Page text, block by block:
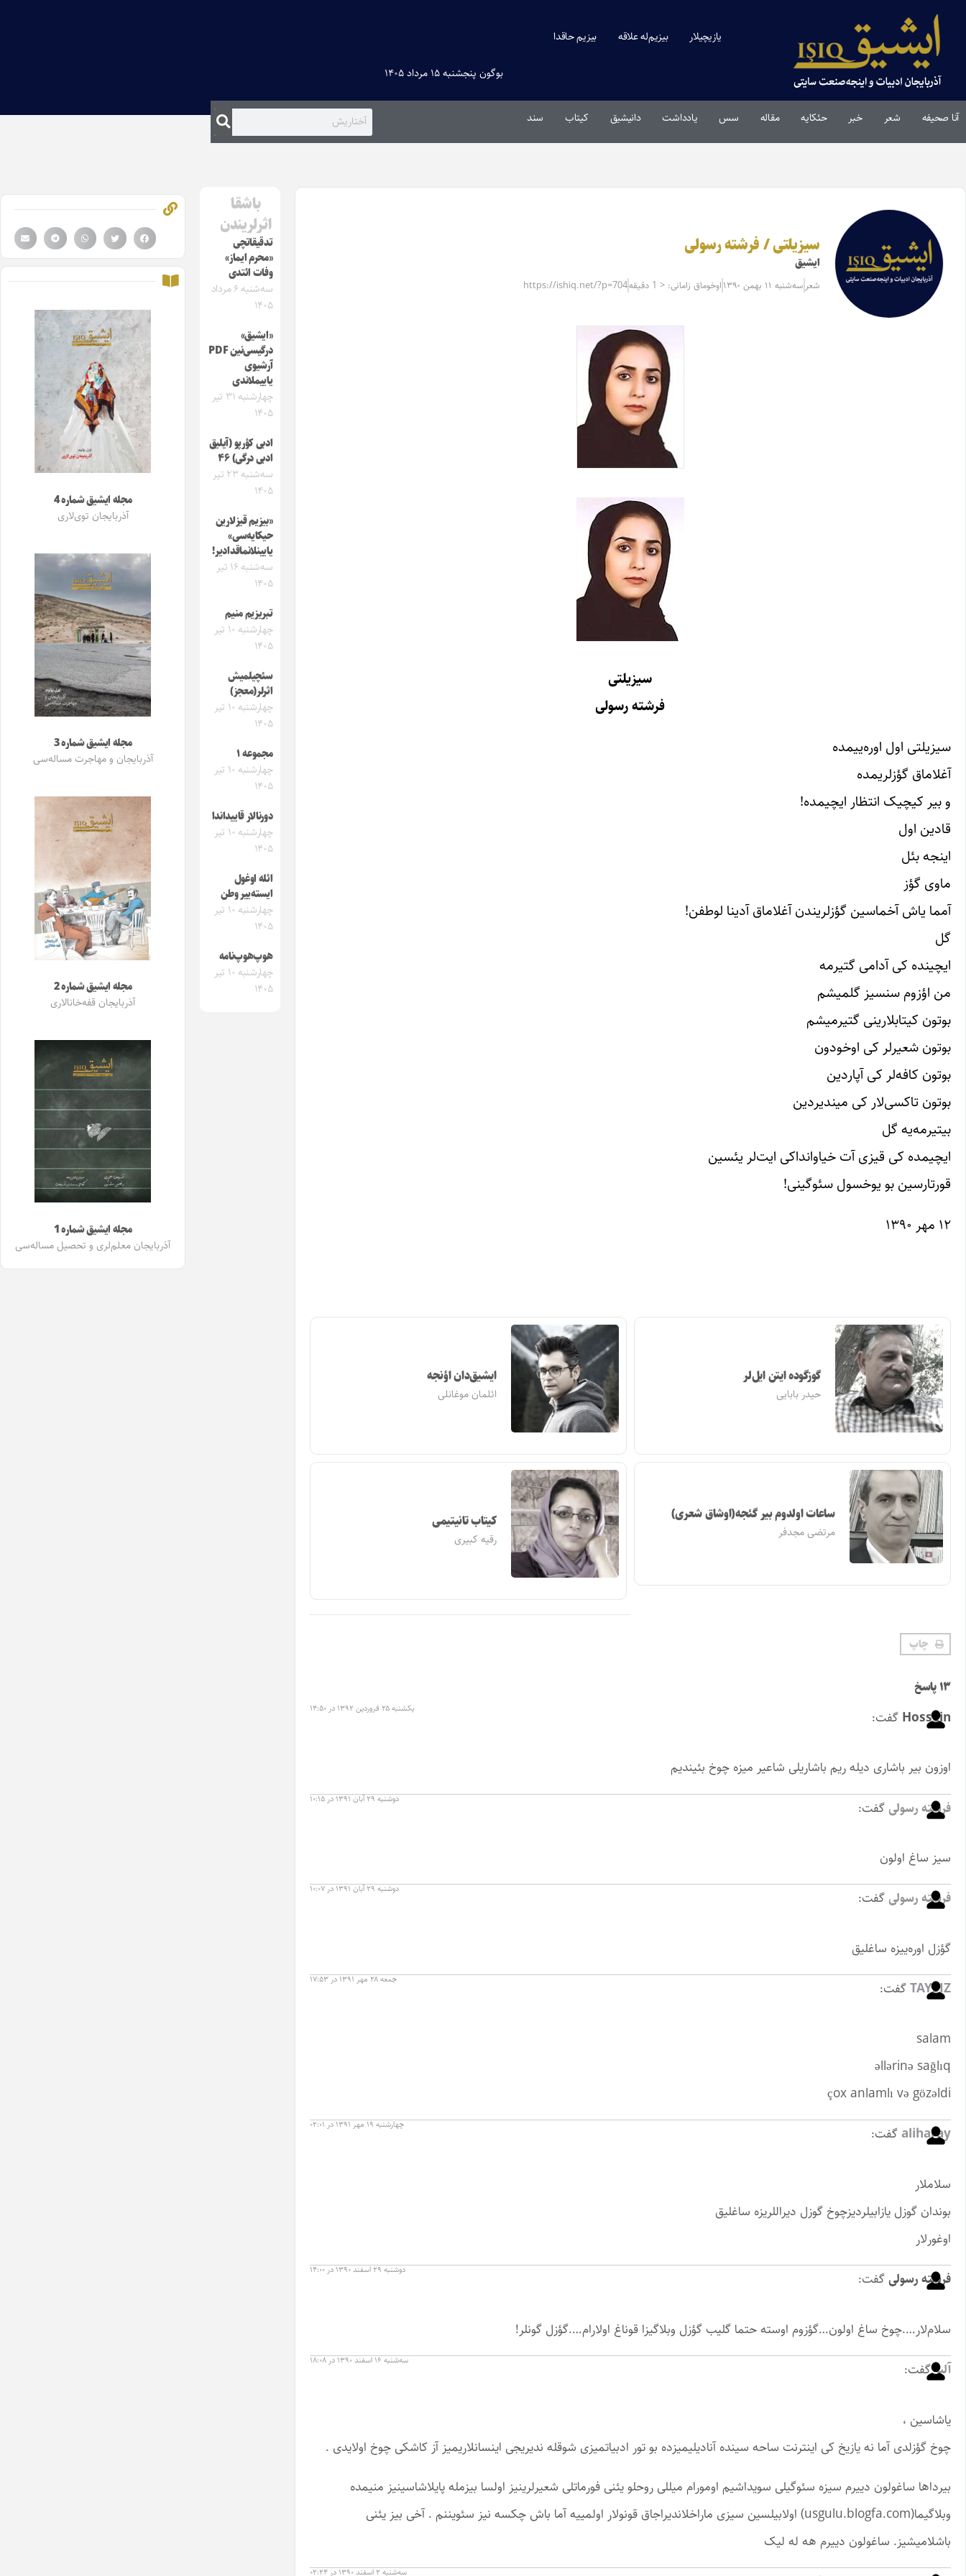
یازیچیلار بیزیم‌له علاقه بیزیم حاقدا
بوگون پنجشنبه ۱۵ مرداد ۱۴۰۵
آنا صحیفه شعر خبر حئکایه مقاله‌ سس یادداشت دانیشیق کیتاب سند
سیزیلتی / فرشته رسولی
ایشیق
شعر سه‌شنبه ۱۱ بهمن ۱۳۹۰ اوخوماق زامانی: < 1 دقیقه https://ishiq.net/?p=704
سیزیلتی
فرشته رسولی
سیزیلتی اول اوره‌ییمده
آغلاماق گؤزلریمده
و بیر کیچیک انتظار ایچیمده!
قادین اول
اینجه بئل
ماوی گؤز
آمما یاش آخماسین گؤزلریندن آغلاماق آدینا لوطفن!
گل
ایچینده کی آدامی گتیرمه
من اؤزوم سنسیز گلمیشم
بوتون کیتابلارینی گتیرمیشم
بوتون شعیرلر کی اوخودون
بوتون کافه‌لر کی آپاردین
بوتون تاکسی‌لار کی میندیردین
بیتیرمه‌یه گل
ایچیمده کی قیزی آت خیاوانداکی ایت‌لر یئسین
قورتارسین بو یوخسول سئوگینی!
۱۲ مهر ۱۳۹۰
گوزگوده ایتن ایل‌لر
حیدر بابایی
ایشیق‌دان اؤنجه
ائلمان موغانلی
ساعات اولدوم بیر گئجه(اوشاق شعری)
مرتضی مجدفر
کیتاب تانیتیمی
رقیه کبیری
چاپ
۱۳ پاسخ
Hossein گفت: یکشنبه ۲۵ فروردین ۱۳۹۲ در ۱۴:۵۰
اوزون بیر باشاری دیله ریم باشاریلی شاعیر میزه چوخ بئیندیم
فرشته رسولی گفت: دوشنبه ۲۹ آبان ۱۳۹۱ در ۱۰:۱۵
سیز ساغ اولون
فرشته رسولی گفت: دوشنبه ۲۹ آبان ۱۳۹۱ در ۱۰:۰۷
گؤزل اوره‌ییزه ساغلیق
TAYSIZگفت: جمعه ۲۸ مهر ۱۳۹۱ در ۱۷:۵۳
salam
əllərinə sağlıq
çox anlamlı və gözəldi
aliharay گفت: چهارشنبه ۱۹ مهر ۱۳۹۱ در ۰۲:۰۱
سلاملار
بوندان گوزل یازابیلردیزچوخ گوزل دیراللریزه ساغلیق
اوغورلار
فرشته رسولیگفت: دوشنبه ۲۹ اسفند ۱۳۹۰ در ۱۴:۰۰
سلام‌لار….چوخ ساغ اولون…گؤزوم اوسته حتما گلیب گؤزل وبلاگیزا قوناغ اولارام….گؤزل گونلر!
آلپرگفت: سه‌شنبه ۱۶ اسفند ۱۳۹۰ در ۱۸:۰۸
یاشاسین ،
چوخ گؤزلدی آما نه یازیخ کی اینترنت ساحه سینده آنادیلیمیزده بو تور ادبیاتمیزی شوقله ندیریجی اینسانلاریمیز آز کاشکی چوخ اولایدی .
بیرداها ساغولون دییرم سیزه سئوگیلی سویداشیم اومورام میللی روحلو یئنی فورماتلی شعیرلرینیز اولسا بیزمله پایلاشاسینیز منیمده
وبلاگیما(usgulu.blogfa.com) اولابیلسین سیزی ماراخلاندیراجاق قونولار اولمییه آما باش چکسه نیز سئویننم . آخی بیز یئنی
باشلامیشیز. ساغولون دییرم هه له لیک
سه‌شنبه ۲ اسفند ۱۳۹۰ در ۰۲:۲۴
باشقا
اثرلریندن
تدقیقاتچی
«محرم ایماز»
وفات ائتدی
سه‌شنبه ۶ مرداد
۱۴۰۵
«ایشیق»
درگیسی‌نین PDF
آرشیوی
یاییملاندی
چهارشنبه ۳۱ تیر
۱۴۰۵
ادبی کؤرپو (آیلیق
ادبی درگی) ۴۶
سه‌شنبه ۲۳ تیر
۱۴۰۵
«بیزیم قیزلارین
حیکایه‌سی»
یایینلانماقدادیر!
سه‌شنبه ۱۶ تیر
۱۴۰۵
تبریزیم منیم
چهارشنبه ۱۰ تیر
۱۴۰۵
سئچیلمیش
اثرلر(معجز)
چهارشنبه ۱۰ تیر
۱۴۰۵
مجموعه ۱
چهارشنبه ۱۰ تیر
۱۴۰۵
دورنالار قاییداندا
چهارشنبه ۱۰ تیر
۱۴۰۵
ائله اوغول
ایسته‌ییر وطن
چهارشنبه ۱۰ تیر
۱۴۰۵
هوپ‌هوپ‌نامه
چهارشنبه ۱۰ تیر
۱۴۰۵
مجله ایشیق شماره 4
آذربایجان توی‌لاری
مجله ایشیق شماره 3
آذربایجان و مهاجرت مساله‌سی
مجله ایشیق شماره 2
آذربایجان قفه‌خانالاری
مجله ایشیق شماره 1
آذربایجان معلم‌لری و تحصیل مساله‌سی